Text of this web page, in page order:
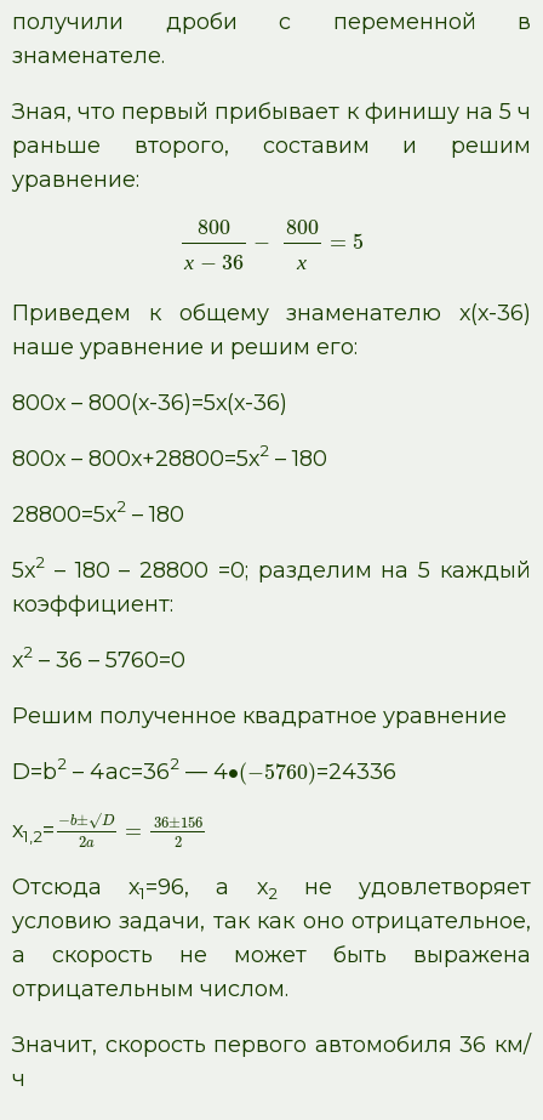
получили дроби с переменной в
знаменателе.
Зная, что первый прибывает к финишу на 5 ч
раньше второго, составим и решим
уравнение:
800
х − 36
−
800
х
= 5
Приведем к общему знаменателю х(х-36)
наше уравнение и решим его:
800х – 800(х-36)=5х(х-36)
800х – 800х+28800=5х2 – 180
28800=5х2 – 180
5х2 – 180 – 28800 =0; разделим на 5 каждый
коэффициент:
х2 – 36 – 5760=0
Решим полученное квадратное уравнение
D=b2 – 4ac=362 — 4∙(−5760)=24336
х1,2= −b±√D
2a = 36±156
2
Отсюда х1=96, а х2
не удовлетворяет
условию задачи, так как оно отрицательное,
а скорость не может быть выражена
отрицательным числом.
Значит, скорость первого автомобиля 36 км/
ч